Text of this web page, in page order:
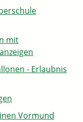
mit
- Erlaubnis
Vormund